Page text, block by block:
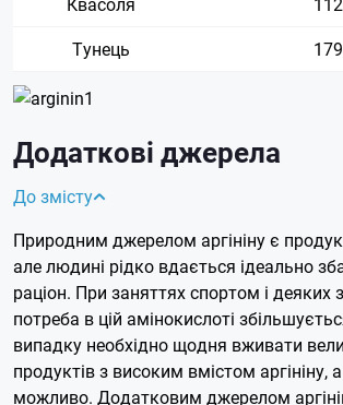
Тунець
Додаткові джерела
До змісту
Природним джерелом аргініну є
але людині рідко вдається ідеально
раціон. При заняттях спортом і
потреба в цій амінокислоті
випадку необхідно щодня вживати
продуктів з високим вмістом аргініну,
можливо. Додатковим джерелом